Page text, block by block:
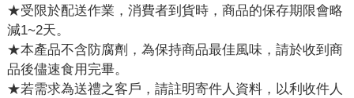
★受限於配送作業，消費者到貨時，商品的保存期限會略
減1~2天。
★本產品不含防腐劑，為保持商品最佳風味，請於收到商
品後儘速食用完畢。
★若需求為送禮之客戶，請註明寄件人資料，以利收件人